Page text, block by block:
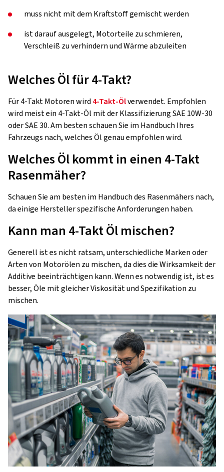
muss nicht mit dem Kraftstoff gemischt werden
ist darauf ausgelegt, Motorteile zu schmieren,
Verschleiß zu verhindern und Wärme abzuleiten
Welches Öl für 4-Takt?
Für 4-Takt Motoren wird 4-Takt-Ölverwendet. Empfohlen
wird meist ein 4-Takt-Öl mit der Klassifizierung SAE 10W-30
oder SAE 30. Am besten schauen Sie im Handbuch Ihres
Fahrzeugs nach, welches Öl genau empfohlen wird.
Welches Öl kommt in einen 4-Takt
Rasenmäher?
Schauen Sie am besten im Handbuch des Rasenmähers nach,
da einige Hersteller spezifische Anforderungen haben.
Kann man 4-Takt Öl mischen?
Generell ist es nicht ratsam, unterschiedliche Marken oder
Arten von Motorölen zu mischen, da dies die Wirksamkeit der
Additive beeinträchtigen kann. Wenn es notwendig ist, ist es
besser, Öle mit gleicher Viskosität und Spezifikation zu
mischen.